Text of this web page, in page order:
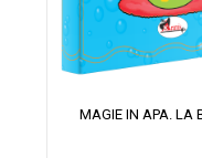
MAGIE IN APA. LA